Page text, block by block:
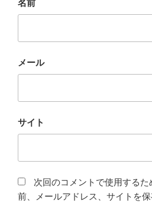
名前
メール
サイト
次回のコメントで使用する
前、メールアドレス、サイトを保